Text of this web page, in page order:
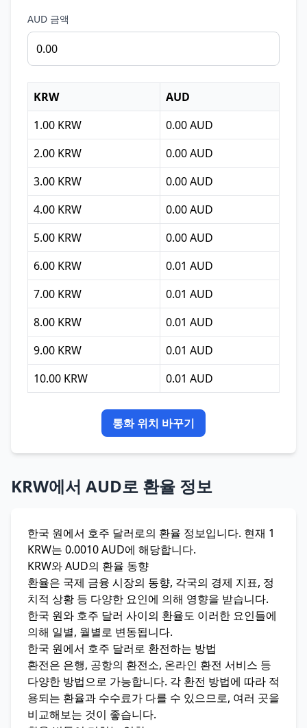
AUD 금액
KRW
AUD
1.00 KRW
0.00 AUD
2.00 KRW
0.00 AUD
3.00 KRW
0.00 AUD
4.00 KRW
0.00 AUD
5.00 KRW
0.00 AUD
6.00 KRW
0.01 AUD
7.00 KRW
0.01 AUD
8.00 KRW
0.01 AUD
9.00 KRW
0.01 AUD
10.00 KRW
0.01 AUD
통화 위치 바꾸기
KRW에서 AUD로 환율 정보
한국 원에서 호주 달러로의 환율 정보입니다. 현재 1
KRW는 0.0010 AUD에 해당합니다.
KRW와 AUD의 환율 동향
환율은 국제 금융 시장의 동향, 각국의 경제 지표, 정
치적 상황 등 다양한 요인에 의해 영향을 받습니다.
한국 원와 호주 달러 사이의 환율도 이러한 요인들에
의해 일별, 월별로 변동됩니다.
한국 원에서 호주 달러로 환전하는 방법
환전은 은행, 공항의 환전소, 온라인 환전 서비스 등
다양한 방법으로 가능합니다. 각 환전 방법에 따라 적
용되는 환율과 수수료가 다를 수 있으므로, 여러 곳을
비교해보는 것이 좋습니다.